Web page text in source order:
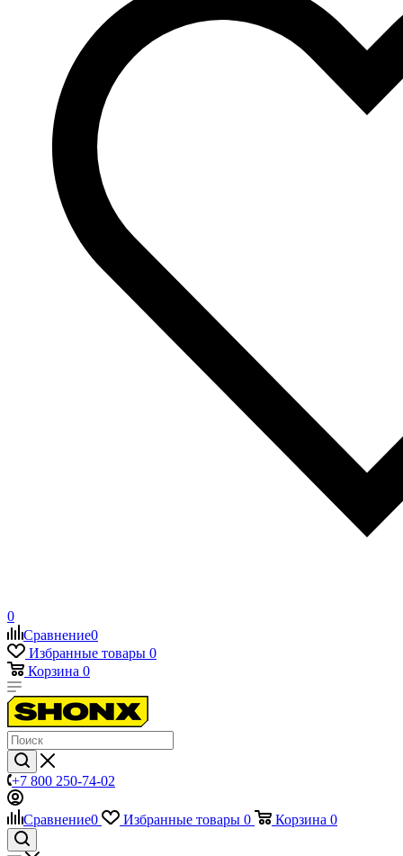
0
Сравнение0
Избранные товары 0
Корзина 0
+7 800 250-74-02
Сравнение0 Избранные товары 0 Корзина 0